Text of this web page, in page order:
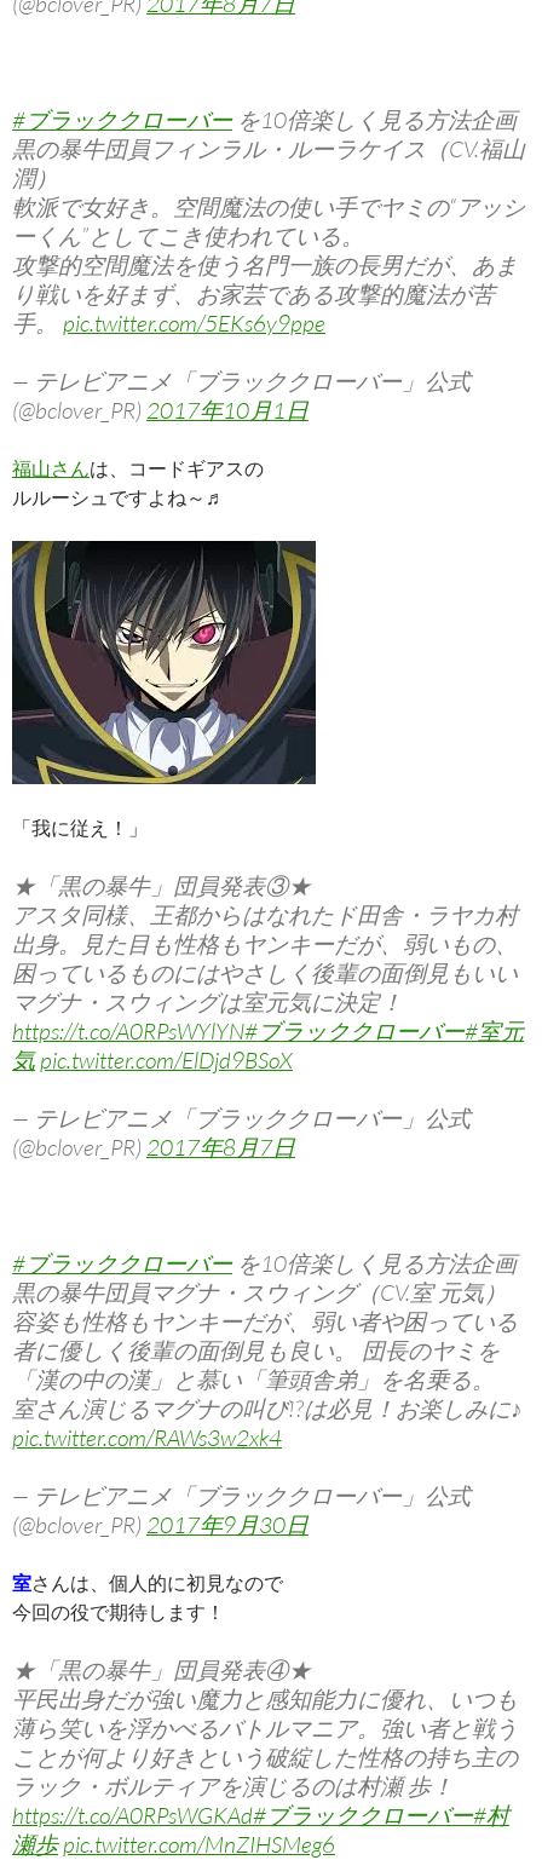
#ブラッククローバーを10倍楽しく見る方法企画
黒の暴牛団員フィンラル・ルーラケイス（CV.福山
潤）
軟派で女好き。空間魔法の使い手でヤミの“アッシ
ーくん”としてこき使われている。
攻撃的空間魔法を使う名門一族の長男だが、あま
り戦いを好まず、お家芸である攻撃的魔法が苦
手。 pic.twitter.com/5EKs6y9ppe
— テレビアニメ「ブラッククローバー」公式
(@bclover_PR) 2017年10月1日
福山さんは、コードギアスの
ルルーシュですよね～♬
「我に従え！」
★「黒の暴牛」団員発表③★
アスタ同様、王都からはなれたド田舎・ラヤカ村
出身。見た目も性格もヤンキーだが、弱いもの、
困っているものにはやさしく後輩の面倒見もいい
マグナ・スウィングは室元気に決定！
https://t.co/A0RPsWYlYN#ブラッククローバー#室元
気 pic.twitter.com/ElDjd9BSoX
— テレビアニメ「ブラッククローバー」公式
(@bclover_PR) 2017年8月7日
#ブラッククローバーを10倍楽しく見る方法企画
黒の暴牛団員マグナ・スウィング（CV.室 元気）
容姿も性格もヤンキーだが、弱い者や困っている
者に優しく後輩の面倒見も良い。 団長のヤミを
「漢の中の漢」と慕い「筆頭舎弟」を名乗る。
室さん演じるマグナの叫び!?は必見！お楽しみに♪
pic.twitter.com/RAWs3w2xk4
— テレビアニメ「ブラッククローバー」公式
(@bclover_PR) 2017年9月30日
室さんは、個人的に初見なので
今回の役で期待します！
★「黒の暴牛」団員発表④★
平民出身だが強い魔力と感知能力に優れ、いつも
薄ら笑いを浮かべるバトルマニア。強い者と戦う
ことが何より好きという破綻した性格の持ち主の
ラック・ボルティアを演じるのは村瀬 歩！
https://t.co/A0RPsWGKAd#ブラッククローバー#村
瀬歩 pic.twitter.com/MnZIHSMeg6